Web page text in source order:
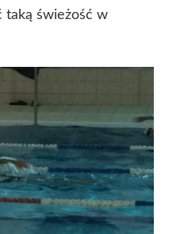
taką świeżość w